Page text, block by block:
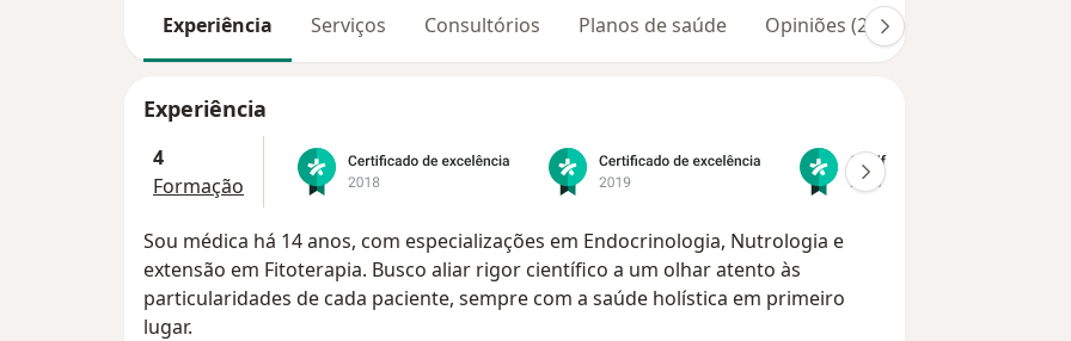
Experiência Serviços Consultórios Planos de saúde Opiniões (204)
Experiência
4
Formação
Sou médica há 14 anos, com especializações em Endocrinologia, Nutrologia e
extensão em Fitoterapia. Busco aliar rigor científico a um olhar atento às
particularidades de cada paciente, sempre com a saúde holística em primeiro
lugar.